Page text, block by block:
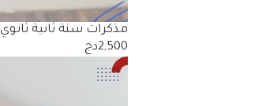
مذكرات سنة ثانية ثانوي
2,500دج